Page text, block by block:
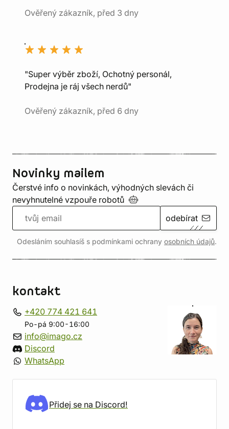
Ověřený zákazník, před 3 dny
"Super výběr zboží, Ochotný personál,
Prodejna je ráj všech nerdů"
Ověřený zákazník, před 6 dny
Novinky mailem
Čerstvé info o novinkách, výhodných slevách či
nevyhnutelné vzpouře robotů
odebírat
Odesláním souhlasíš s podmínkami ochrany osobních údajů.
kontakt
+420 774 421 641
Po-pá 9:00-16:00
info@imago.cz
Discord
WhatsApp
Přidej se na Discord!